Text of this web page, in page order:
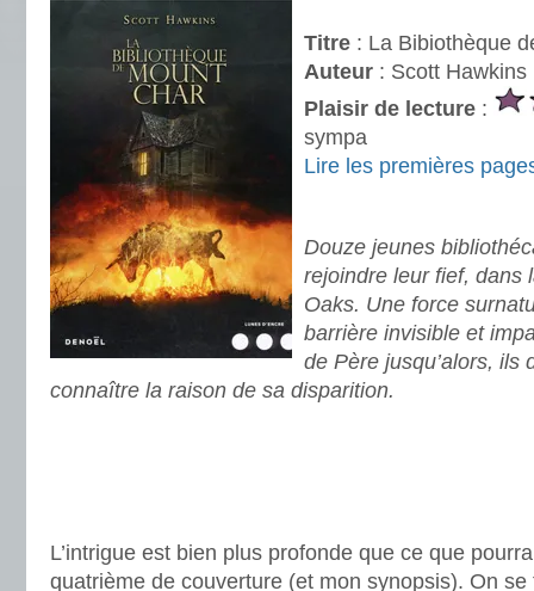
Titre : La Bibiothèque
Auteur : Scott Hawkins
Plaisir de lecture :
sympa
Lire les premières
Douze jeunes
rejoindre leur fief, dans
Oaks. Une force
barrière invisible et
de Père jusqu’alors, ils
connaître la raison de sa disparition.
L’intrigue est bien plus profonde que ce que
quatrième de couverture (et mon synopsis). On se